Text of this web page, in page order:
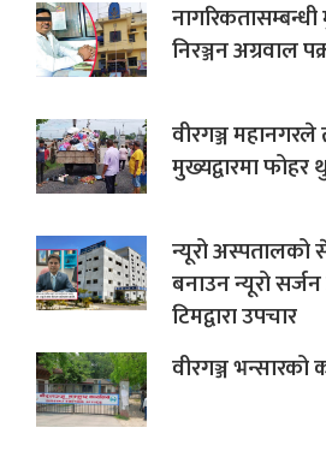
नागरिकतासम्बन्धी
निरञ्जन अग्रवाल
वीरगञ्ज महानगरले
मुख्यद्वारमा फोहर
न्यूरो अस्पतालको
बनाउन न्यूरो
टिमद्वारा उपचार
वीरगञ्ज भन्सारको